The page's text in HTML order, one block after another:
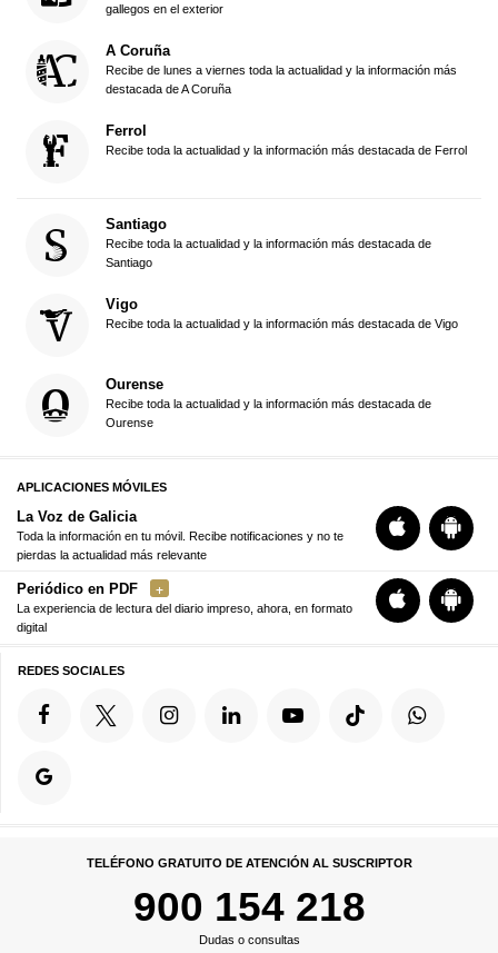
gallegos en el exterior
A Coruña
Recibe de lunes a viernes toda la actualidad y la información más
destacada de A Coruña
Ferrol
Recibe toda la actualidad y la información más destacada de Ferrol
Santiago
Recibe toda la actualidad y la información más destacada de
Santiago
Vigo
Recibe toda la actualidad y la información más destacada de Vigo
Ourense
Recibe toda la actualidad y la información más destacada de
Ourense
APLICACIONES MÓVILES
La Voz de Galicia
Toda la información en tu móvil. Recibe notificaciones y no te
pierdas la actualidad más relevante
Periódico en PDF
La experiencia de lectura del diario impreso, ahora, en formato
digital
REDES SOCIALES
TELÉFONO GRATUITO DE ATENCIÓN AL SUSCRIPTOR
900 154 218
Dudas o consultas